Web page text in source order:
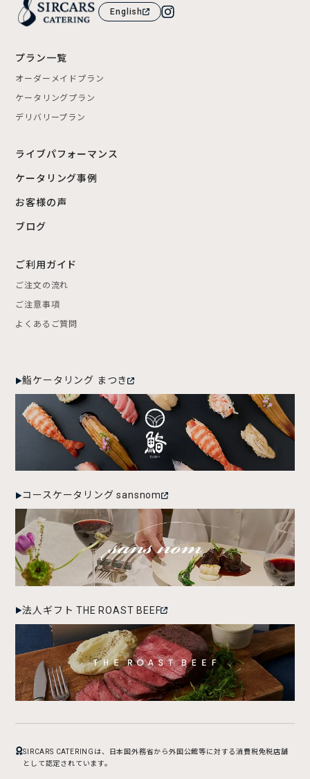
English
プラン一覧
オーダーメイドプラン
ケータリングプラン
デリバリープラン
ライブパフォーマンス
ケータリング事例
お客様の声
ブログ
ご利用ガイド
ご注文の流れ
ご注意事項
よくあるご質問
鮨ケータリング まつき
コースケータリング sansnom
法人ギフト THE ROAST BEEF
SIRCARS CATERINGは、日本国外務省から外国公館等に対する消費税免税店舗
として認定されています。